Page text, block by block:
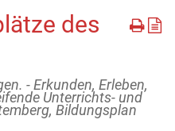
des
- Erkunden, Erleben,
Unterrichts- und
Bildungsplan